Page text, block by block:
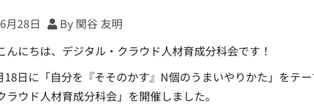
月28日
By 関谷 友明
んにちは、デジタル・クラウド人材育成分科会です！
18日に「自分を『そそのかす』N個のうまいやりかた」をテ
ラウド人材育成分科会」を開催しました。